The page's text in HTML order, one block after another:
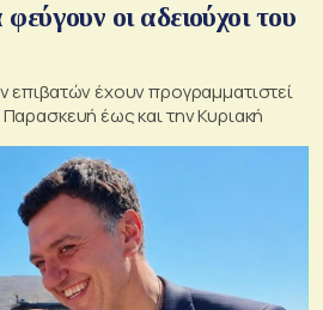
οι αδειούχοι του
επιβατών έχουν προγραμματιστεί
έως και την Κυριακή